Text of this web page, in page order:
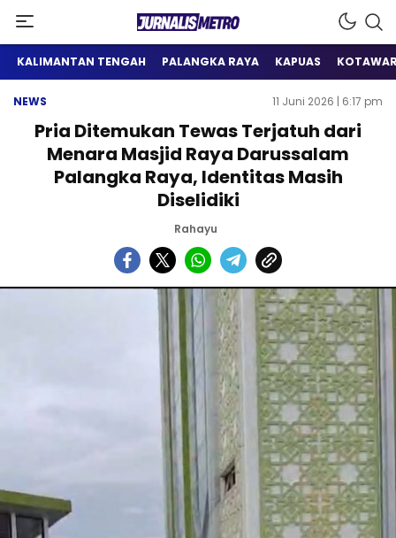
Jurnalis Metro
Satu Wadah Informasi
KALIMANTAN TENGAH PALANGKA RAYA KAPUAS
NEWS 11 Juni 2026 | 6:17 pm
Pria Ditemukan Tewas Terjatuh dari
Menara Masjid Raya Darussalam
Palangka Raya, Identitas Masih
Diselidiki
Rahayu